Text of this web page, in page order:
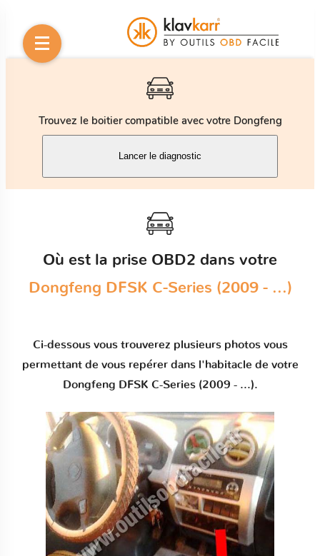
Trouvez le boitier compatible avec votre Dongfeng
Lancer le diagnostic
Où est la prise OBD2 dans votre
Dongfeng DFSK C-Series (2009 - ...)
Ci-dessous vous trouverez plusieurs photos vous
permettant de vous repérer dans l'habitacle de votre
Dongfeng DFSK C-Series (2009 - ...).